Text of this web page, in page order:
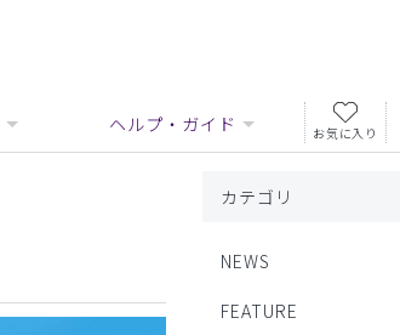
ヘルプ・ガイド お気に入り
カテゴリ
NEWS
FEATURE